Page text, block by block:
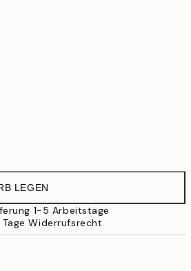
LEGEN
1-5 Arbeitstage
Widerrufsrecht